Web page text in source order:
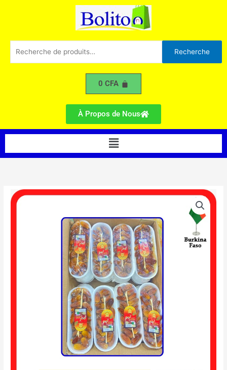
pour :
Recherche
0CFA
À Propos de Nous
Menu
quantité
de